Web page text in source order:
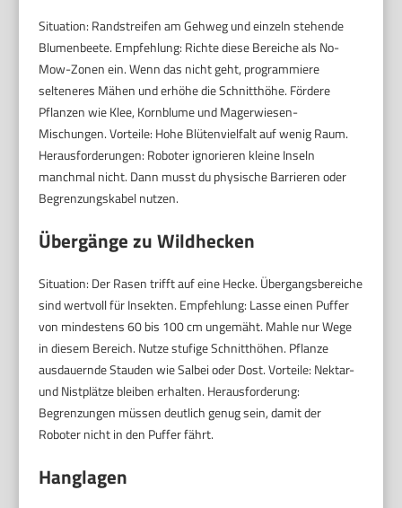
Situation: Randstreifen am Gehweg und einzeln stehende
Blumenbeete. Empfehlung: Richte diese Bereiche als No-
Mow-Zonen ein. Wenn das nicht geht, programmiere
selteneres Mähen und erhöhe die Schnitthöhe. Fördere
Pflanzen wie Klee, Kornblume und Magerwiesen-
Mischungen. Vorteile: Hohe Blütenvielfalt auf wenig Raum.
Herausforderungen: Roboter ignorieren kleine Inseln
manchmal nicht. Dann musst du physische Barrieren oder
Begrenzungskabel nutzen.
Übergänge zu Wildhecken
Situation: Der Rasen trifft auf eine Hecke. Übergangsbereiche
sind wertvoll für Insekten. Empfehlung: Lasse einen Puffer
von mindestens 60 bis 100 cm ungemäht. Mahle nur Wege
in diesem Bereich. Nutze stufige Schnitthöhen. Pflanze
ausdauernde Stauden wie Salbei oder Dost. Vorteile: Nektar-
und Nistplätze bleiben erhalten. Herausforderung:
Begrenzungen müssen deutlich genug sein, damit der
Roboter nicht in den Puffer fährt.
Hanglagen